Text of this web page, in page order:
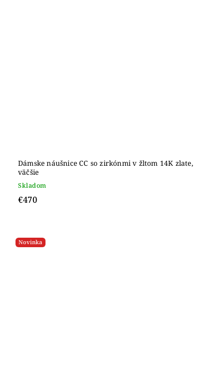
Dámske náušnice CC so zirkónmi v žltom 14K zlate,
väčšie
Skladom
€470
Novinka